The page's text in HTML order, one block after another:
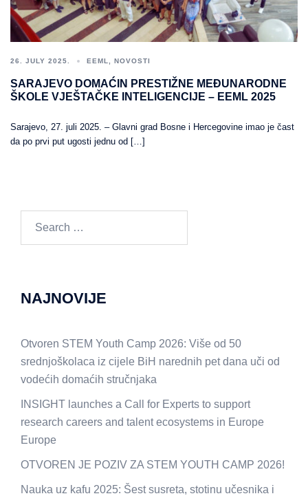
26. JULY 2025. EEML NOVOSTI
SARAJEVO DOMAĆIN PRESTIŽNE MEĐUNARODNE
ŠKOLE VJEŠTAČKE INTELIGENCIJE – EEML 2025
Sarajevo, 27. juli 2025. – Glavni grad Bosne i Hercegovine imao je čast
da po prvi put ugosti jednu od […]
NAJNOVIJE
Otvoren STEM Youth Camp 2026: Više od 50
srednjoškolaca iz cijele BiH narednih pet dana uči od
vodećih domaćih stručnjaka
INSIGHT launches a Call for Experts to support
research careers and talent ecosystems in Europe
Europe
OTVOREN JE POZIV ZA STEM YOUTH CAMP 2026!
Nauka uz kafu 2025: Šest susreta, stotinu učesnika i